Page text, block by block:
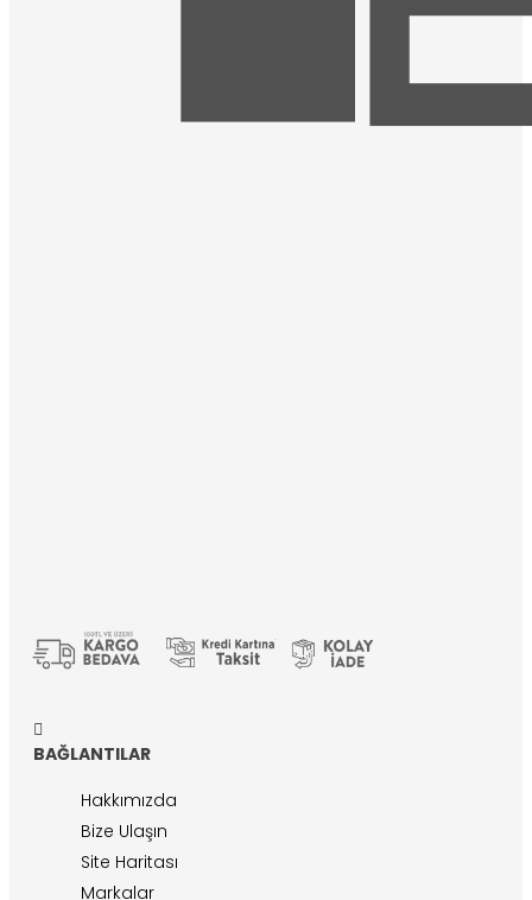
BAĞLANTILAR
Hakkımızda
Bize Ulaşın
Site Haritası
Markalar